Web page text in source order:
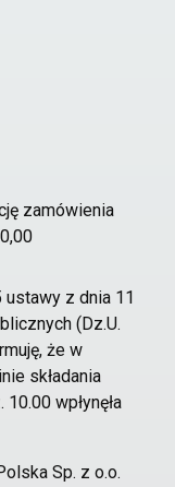
zamówienia
ustawy z dnia 11
(Dz.U.
że w
składania
wpłynęła
Sp. z o.o.